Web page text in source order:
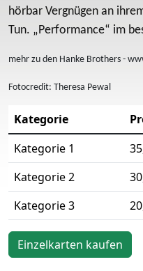
hörbar Vergnügen an
Tun. „Performance“ im
mehr zu den Hanke Brothers -
Fotocredit: Theresa Pewal
Kategorie
Kategorie 1
Kategorie 2
Kategorie 3
Einzelkarten kaufen